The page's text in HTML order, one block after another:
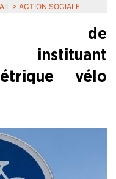
> ACTION SOCIALE
de
instituant
vélo